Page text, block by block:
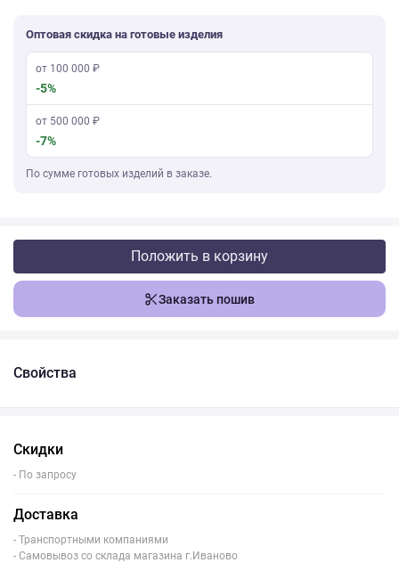
Оптовая скидка на готовые изделия
от 100 000 ₽
-5%
от 500 000 ₽
-7%
По сумме готовых изделий в заказе.
Положить в корзину
Заказать пошив
Свойства
Скидки
- По запросу
Доставка
- Транспортными компаниями
- Самовывоз со склада магазина г.Иваново